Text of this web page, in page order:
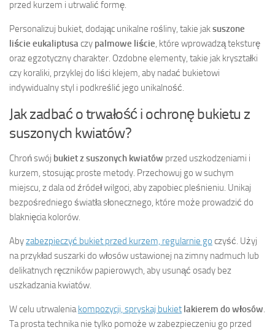
przed kurzem i utrwalić formę.
Personalizuj bukiet, dodając unikalne rośliny, takie jaksuszone
liście eukaliptusa czy palmowe liście , które wprowadzą teksturę
oraz egzotyczny charakter. Ozdobne elementy, takie jak kryształki
czy koraliki, przyklej do liści klejem, aby nadać bukietowi
indywidualny styl i podkreślić jego unikalność.
Jak zadbać o trwałość i ochronę bukietu z
suszonych kwiatów?
Chroń swój bukiet z suszonych kwiatów przed uszkodzeniami i
kurzem, stosując proste metody. Przechowuj go w suchym
miejscu, z dala od źródeł wilgoci, aby zapobiec pleśnieniu. Unikaj
bezpośredniego światła słonecznego, które może prowadzić do
blaknięcia kolorów.
Abyzabezpieczyć bukiet przed kurzem, regularnie go czyść. Użyj
na przykład suszarki do włosów ustawionej na zimny nadmuch lub
delikatnych ręczników papierowych, aby usunąć osady bez
uszkadzania kwiatów.
W celu utrwalenia kompozycji, spryskaj bukiet lakierem do włosów
Ta prosta technika nie tylko pomoże w zabezpieczeniu go przed